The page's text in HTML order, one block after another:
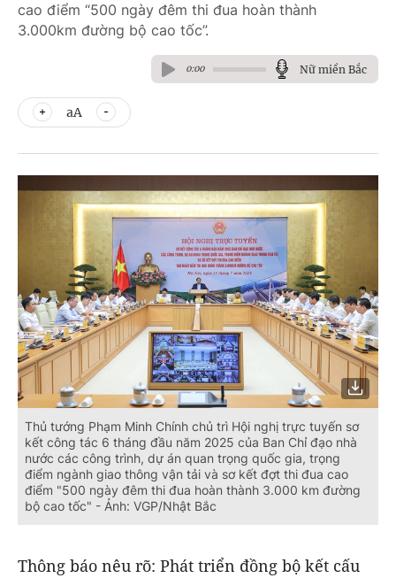
cao điểm “500 ngày đêm thi đua hoàn thành
3.000km đường bộ cao tốc”.
0:00 Nữ miền Bắc
aA
Thủ tướng Phạm Minh Chính chủ trì Hội nghị trực tuyến sơ
kết công tác 6 tháng đầu năm 2025 của Ban Chỉ đạo nhà
nước các công trình, dự án quan trọng quốc gia, trọng
điểm ngành giao thông vận tải và sơ kết đợt thi đua cao
điểm "500 ngày đêm thi đua hoàn thành 3.000 km đường
bộ cao tốc" - Ảnh: VGP/Nhật Bắc
Thông báo nêu rõ: Phát triển đồng bộ kết cấu